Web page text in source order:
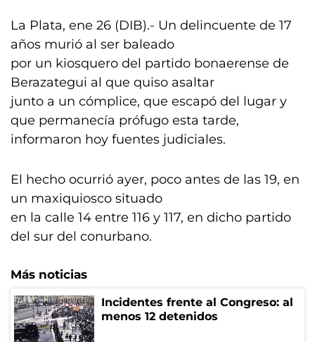
La Plata, ene 26 (DIB).- Un delincuente de 17
años murió al ser baleado
por un kiosquero del partido bonaerense de
Berazategui al que quiso asaltar
junto a un cómplice, que escapó del lugar y
que permanecía prófugo esta tarde,
informaron hoy fuentes judiciales.
El hecho ocurrió ayer, poco antes de las 19, en
un maxiquiosco situado
en la calle 14 entre 116 y 117, en dicho partido
del sur del conurbano.
Más noticias
Incidentes frente al Congreso: al
menos 12 detenidos